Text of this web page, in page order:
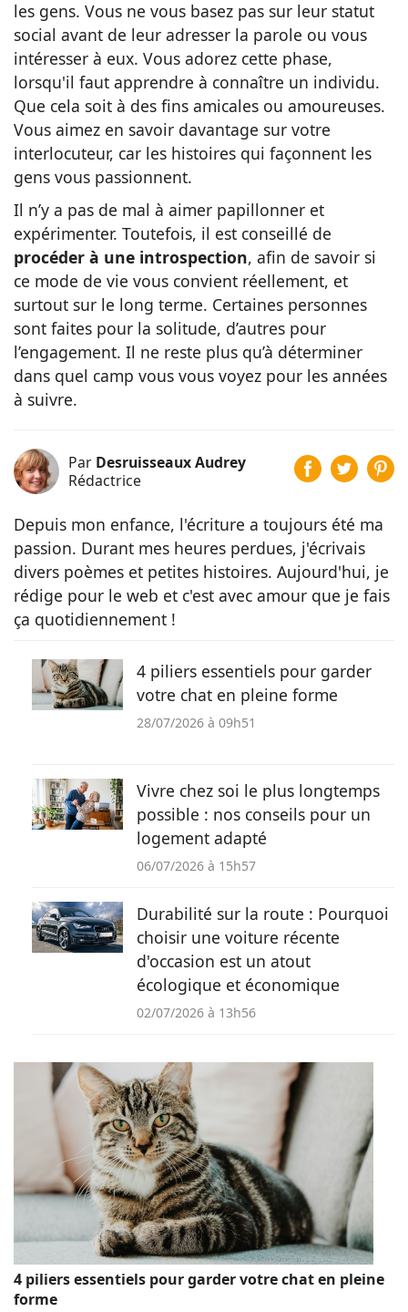
les gens. Vous ne vous basez pas sur leur statut
social avant de leur adresser la parole ou vous
intéresser à eux. Vous adorez cette phase,
lorsqu'il faut apprendre à connaître un individu.
Que cela soit à des fins amicales ou amoureuses.
Vous aimez en savoir davantage sur votre
interlocuteur, car les histoires qui façonnent les
gens vous passionnent.
Il n’y a pas de mal à aimer papillonner et
expérimenter. Toutefois, il est conseillé de
procéder à une introspection, afin de savoir si
ce mode de vie vous convient réellement, et
surtout sur le long terme. Certaines personnes
sont faites pour la solitude, d’autres pour
l’engagement. Il ne reste plus qu’à déterminer
dans quel camp vous vous voyez pour les années
à suivre.
Par Desruisseaux Audrey
Rédactrice
Depuis mon enfance, l'écriture a toujours été ma
passion. Durant mes heures perdues, j'écrivais
divers poèmes et petites histoires. Aujourd'hui, je
rédige pour le web et c'est avec amour que je fais
ça quotidiennement !
4 piliers essentiels pour garder
votre chat en pleine forme
28/07/2026 à 09h51
Vivre chez soi le plus longtemps
possible : nos conseils pour un
logement adapté
06/07/2026 à 15h57
Durabilité sur la route : Pourquoi
choisir une voiture récente
d'occasion est un atout
écologique et économique
02/07/2026 à 13h56
4 piliers essentiels pour garder votre chat en pleine
forme